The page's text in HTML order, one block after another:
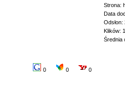
Strona:
Data
Odsłon:
Klików: 1
Średnia
0 0 0